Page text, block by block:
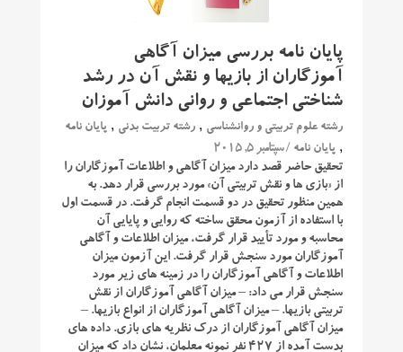
پایان نامه بررسی میزان آگاهی
آموزگاران از بازیها و نقش آن در رشد
شناختی اجتماعی و روانی دانش آموزان
رشته علوم تربیتی و روانشناسی ,رشته تربیت بدنی , پایان نامه
, پایان نامه / سپتامبر 5, 2015
تحقیق حاضر قصد دارد میزان آگاهی و اطلاعات آموزگاران را
از «بازی ها و نقش تربیتی آن» مورد بررسی قرار دهد. به
همین منظور تحقیق در دو قسمت انجام گرفت. در قسمت اول
با استفاده از آزمون محقق ساخته که روایی و پایایی آن
محاسبه و مورد تأیید قرار گرفت، میزان اطلاعات و آگاهی
آموزگاران مورد سنجش قرار گرفت. این آزمون میزان
اطلاعات و آگاهی آموزگاران را در زمینه های زیر مورد
سنجش قرار می داد: – میزان آگاهی آموزگاران از نقش
تربیتی بازیها. – میزان آگاهی آموزگاران از انواع بازیها. –
میزان آگاهی آموزگاران از درک نظریه های بازی. داده های
بدست آمده از ۴۲۷ نفر نمونه معلمان، نشان داد که میزان